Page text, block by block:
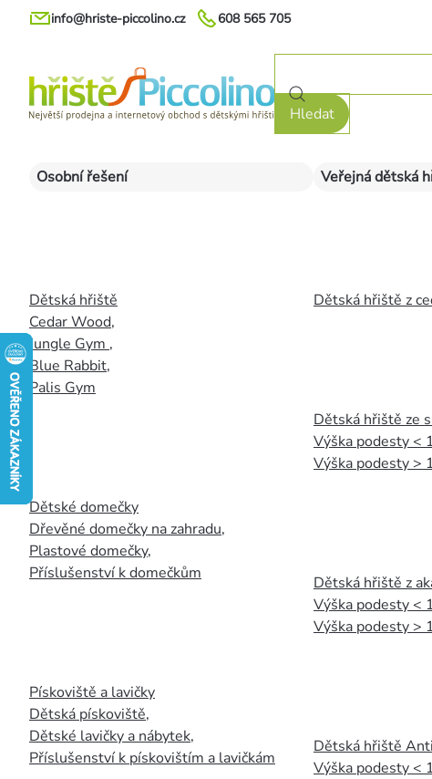
Přejít
608 565 705
info@hriste-piccolino.cz
Hledat
Osobní řešení
Dětská hřiště
Cedar Wood,
Jungle Gym ,
Blue Rabbit,
Palis Gym
Dětské domečky
Dřevěné domečky na zahradu,
Plastové domečky,
Příslušenství k domečkům
Pískoviště a lavičky
Dětská pískoviště,
Dětské lavičky a nábytek,
Příslušenství k pískovištím a lavičkám
Veřejná dětská
Dětská hřiště z
Dětská hřiště ze
Výška podesty <
Výška podesty >
Dětská hřiště z
Výška podesty <
Výška podesty >
Dětská hřiště
Výška podesty <